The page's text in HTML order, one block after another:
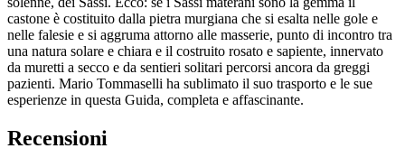
castone è costituito dalla pietra murgiana che si esalta nelle gole e
nelle falesie e si aggruma attorno alle masserie, punto di incontro tra
una natura solare e chiara e il costruito rosato e sapiente, innervato
da muretti a secco e da sentieri solitari percorsi ancora da greggi
pazienti. Mario Tommaselli ha sublimato il suo trasporto e le sue
esperienze in questa Guida, completa e affascinante.
Recensioni